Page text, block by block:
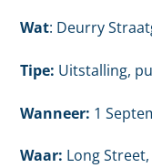
Wat: Deurry
Tipe: Uitstalling,
Wanneer: 1
Waar: Long